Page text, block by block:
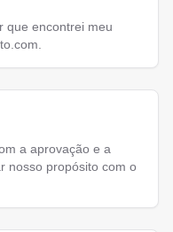
que encontrei meu
a aprovação e a
nosso propósito com o